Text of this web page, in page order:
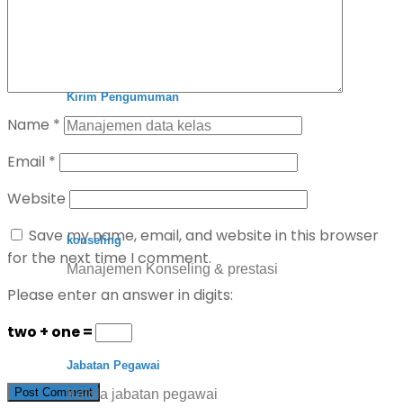
Kirim Pengumuman
Manajemen data kelas
konseling
Manajemen Konseling & prestasi
Jabatan Pegawai
Kelola jabatan pegawai
Name *
Email *
Website
Save my name, email, and website in this browser
for the next time I comment.
Please enter an answer in digits:
two + one =